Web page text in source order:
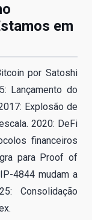
em
por Satoshi
Lançamento do
Explosão de
2020: DeFi
financeiros
para Proof of
4844 mudam a
Consolidação